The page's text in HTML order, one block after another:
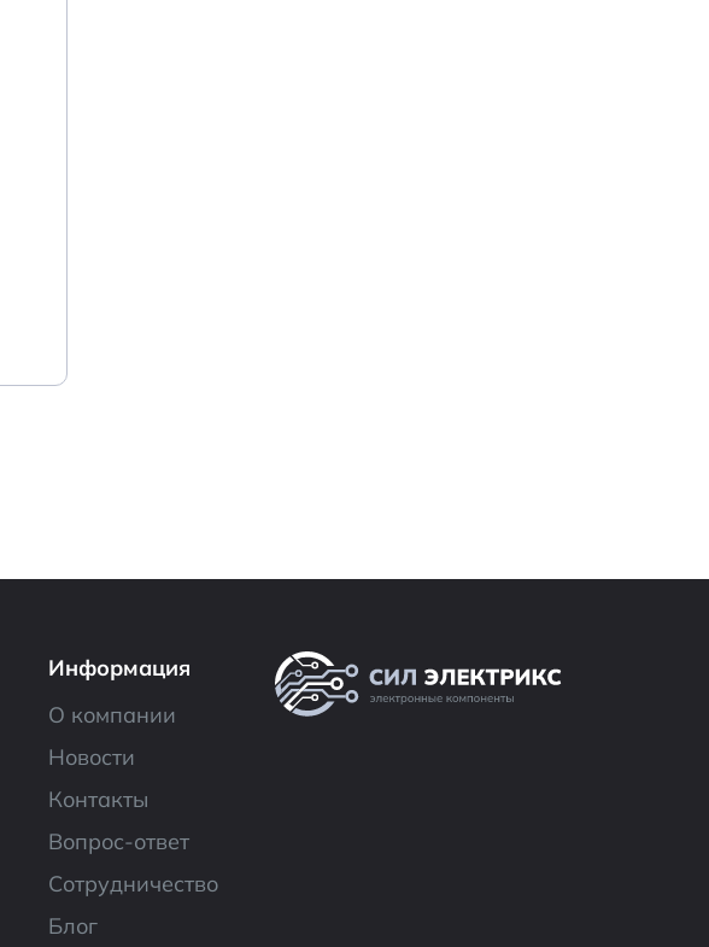
Информация
О компании
Новости
Контакты
Вопрос-ответ
Сотрудничество
Блог